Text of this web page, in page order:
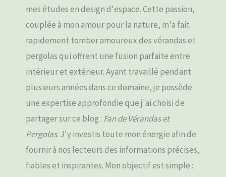
mes études en design d'espace. Cette passion,
couplée à mon amour pour la nature, m'a fait
rapidement tomber amoureux des vérandas et
pergolas qui offrent une fusion parfaite entre
intérieur et extérieur. Ayant travaillé pendant
plusieurs années dans ce domaine, je possède
une expertise approfondie que j'ai choisi de
partager sur ce blog : Fan de Vérandas et
Pergolas. J'y investis toute mon énergie afin de
fournir à nos lecteurs des informations précises,
fiables et inspirantes. Mon objectif est simple :